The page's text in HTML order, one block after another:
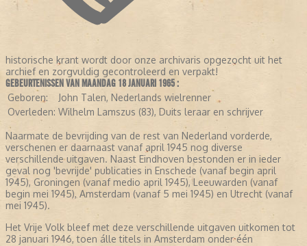
historische krant wordt door onze archivaris opgezocht uit het
archief en zorgvuldig gecontroleerd en verpakt!
GEBEURTENISSEN VAN MAANDAG 18 JANUARI 1965 :
Geboren:
John Talen, Nederlands wielrenner
Overleden: Wilhelm Lamszus (83), Duits leraar en schrijver
Naarmate de bevrijding van de rest van Nederland vorderde,
verschenen er daarnaast vanaf april 1945 nog diverse
verschillende uitgaven. Naast Eindhoven bestonden er in ieder
geval nog 'bevrijde' publicaties in Enschede (vanaf begin april
1945), Groningen (vanaf medio april 1945), Leeuwarden (vanaf
begin mei 1945), Amsterdam (vanaf 5 mei 1945) en Utrecht (vanaf
mei 1945).
Het Vrije Volk bleef met deze verschillende uitgaven uitkomen tot
28 januari 1946, toen álle titels in Amsterdam onder één